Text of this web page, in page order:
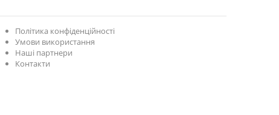
Політика конфіденційності
Умови використання
Наші партнери
Контакти